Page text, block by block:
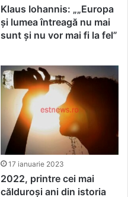
Klaus Iohannis: „„Europa
și lumea întreagă nu mai
sunt și nu vor mai fi la fel”
17 ianuarie 2023
2022, printre cei mai
călduroși ani din istoria